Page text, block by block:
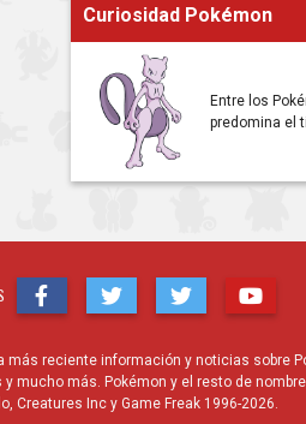
Curiosidad Pokémon
Entre los
predomina el
más reciente información y noticias sobre
mucho más. Pokémon y el resto de
Creatures Inc y Game Freak 1996-2026.